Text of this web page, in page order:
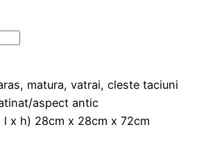
matura, vatrai, cleste taciuni
aspect antic
l x h) 28cm x 28cm x 72cm